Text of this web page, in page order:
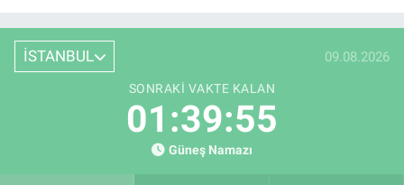
İSTANBUL 09.08.2026
SONRAKI VAKTE KALAN
01:39:54
Güneş Namazı